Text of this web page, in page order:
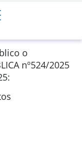
o
nº524/2025
: